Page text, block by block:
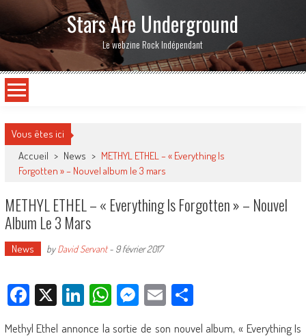
Stars Are Underground
Le webzine Rock Indépendant
Vous êtes ici
Accueil > News > METHYL ETHEL – « Everything Is
Forgotten » – Nouvel album le 3 mars
METHYL ETHEL – « Everything Is Forgotten » – Nouvel
Album Le 3 Mars
News byDavid Servant- 9 février 2017
Facebook
X LinkedIn
WhatsApp
Messenger
EmailPartager
Methyl Ethel annonce la sortie de son nouvel album, « Everything Is